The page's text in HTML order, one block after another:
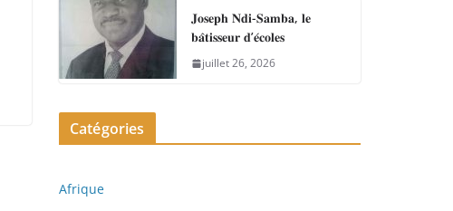
𝐉𝐨𝐬𝐞𝐩𝐡 𝐍𝐝𝐢-𝐒𝐚𝐦𝐛𝐚, 𝐥𝐞
𝐛𝐚̂𝐭𝐢𝐬𝐬𝐞𝐮𝐫 𝐝’𝐞́𝐜𝐨𝐥𝐞𝐬
juillet 26, 2026
Catégories
Afrique